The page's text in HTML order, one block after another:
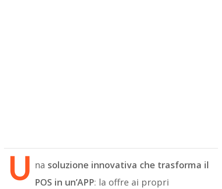
U na soluzione innovativa che trasforma il
POS in un’APP: la offre ai propri